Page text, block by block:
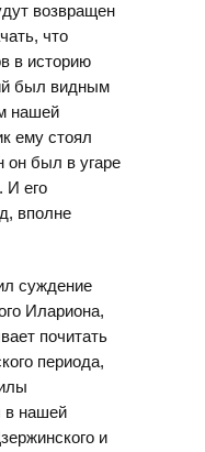
возвращен
что
в историю
был видным
нашей
ему стоял
он был в угаре
И его
вполне
суждение
Илариона,
почитать
периода,
в нашей
и